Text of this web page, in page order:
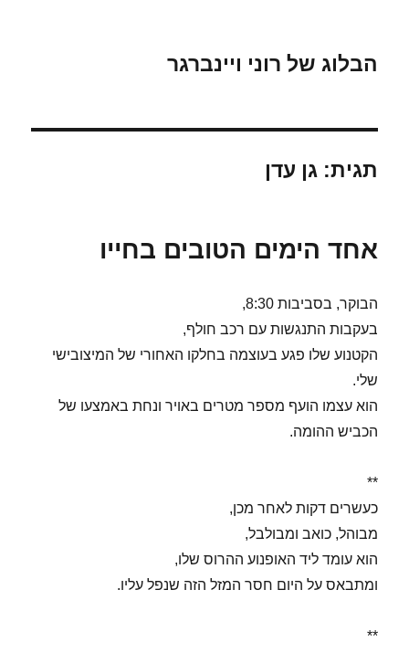
הבלוג של רוני ויינברגר
תגית: גן עדן
אחד הימים הטובים בחייו
הבוקר, בסביבות 8:30,
בעקבות התנגשות עם רכב חולף,
הקטנוע שלו פגע בעוצמה בחלקו האחורי של המיצובישי
שלי.
הוא עצמו הועף מספר מטרים באויר ונחת באמצעו של
הכביש ההומה.
**
כעשרים דקות לאחר מכן,
מבוהל, כואב ומבולבל,
הוא עומד ליד האופנוע ההרוס שלו,
ומתבאס על היום חסר המזל הזה שנפל עליו.
**